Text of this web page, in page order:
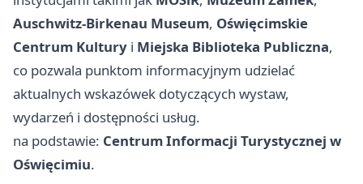
Auschwitz-Birkenau Museum, Oświęcimskie
Centrum Kultury i Miejska Biblioteka Publiczna,
co pozwala punktom informacyjnym udzielać
aktualnych wskazówek dotyczących wystaw,
wydarzeń i dostępności usług.
na podstawie: Centrum Informacji Turystycznej w
Oświęcimiu.